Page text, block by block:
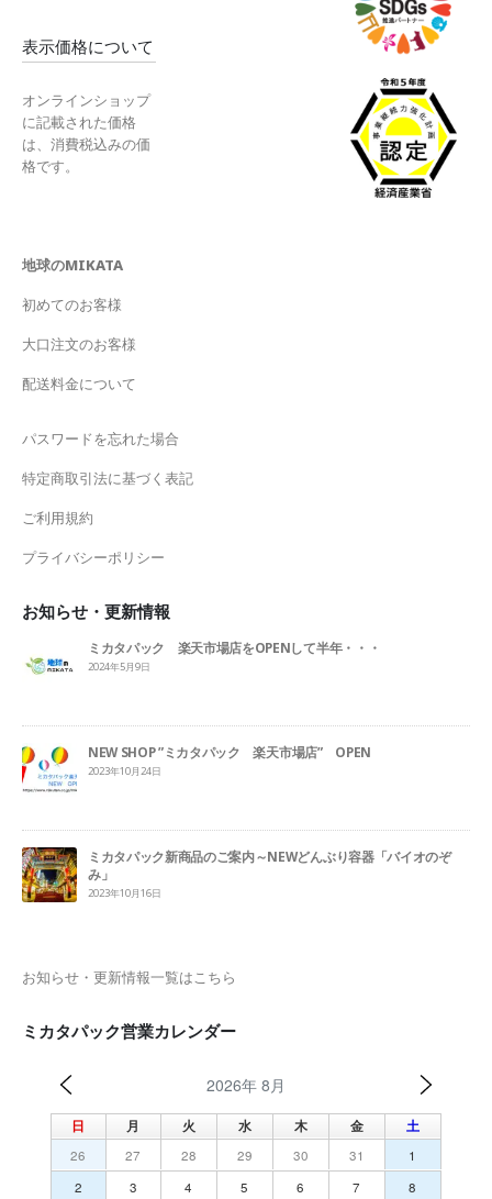
表示価格について
オンラインショップ
に記載された価格
は、消費税込みの価
格です。
地球のMIKATA
初めてのお客様
大口注文のお客様
配送料金について
パスワードを忘れた場合
特定商取引法に基づく表記
ご利用規約
プライバシーポリシー
お知らせ・更新情報
ミカタパック 楽天市場店をOPENして半年・・・
2024年5月9日
NEW SHOP ”ミカタパック 楽天市場店” OPEN
2023年10月24日
ミカタパック新商品のご案内～NEWどんぶり容器「バイオのぞ
み」
2023年10月16日
お知らせ・更新情報一覧はこちら
ミカタパック営業カレンダー
2026年 8月
日 月 火 水 木 金 土
26 27 28 29 30 31
1
2
3 4 5 6 7 8